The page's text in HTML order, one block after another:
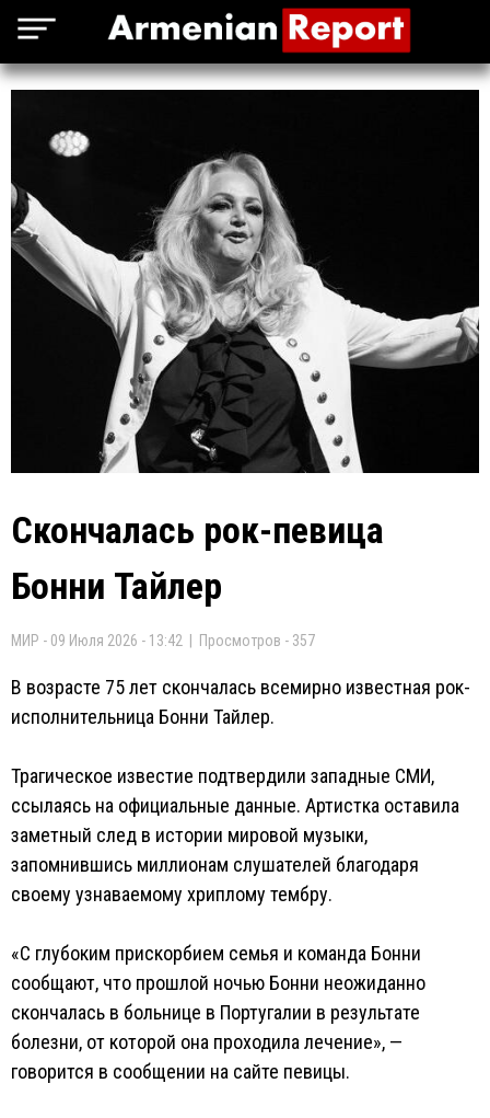
Скончалась рок-певица
Бонни Тайлер
МИР - 09 Июля 2026 - 13:42 | Просмотров - 357
В возрасте 75 лет скончалась всемирно известная рок-
исполнительница Бонни Тайлер.
Трагическое известие подтвердили западные СМИ,
ссылаясь на официальные данные. Артистка оставила
заметный след в истории мировой музыки,
запомнившись миллионам слушателей благодаря
своему узнаваемому хриплому тембру.
«С глубоким прискорбием семья и команда Бонни
сообщают, что прошлой ночью Бонни неожиданно
скончалась в больнице в Португалии в результате
болезни, от которой она проходила лечение», —
говорится в сообщении на сайте певицы.